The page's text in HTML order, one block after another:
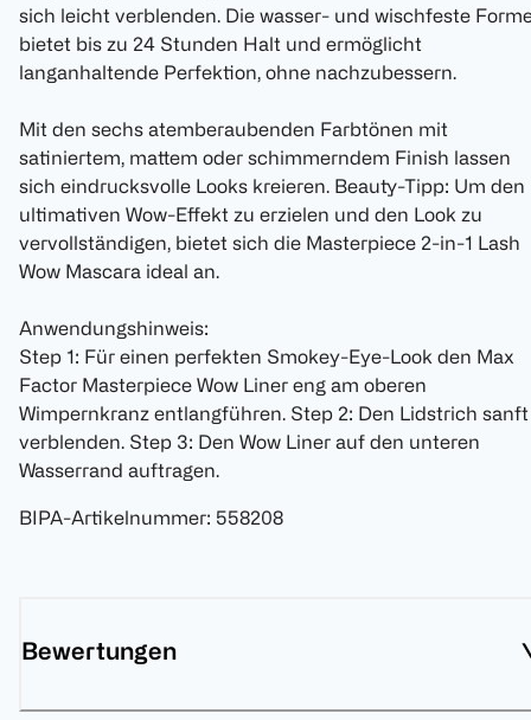
sich leicht verblenden. Die wasser- und wischfeste
bietet bis zu 24 Stunden Halt und ermöglicht
langanhaltende Perfektion, ohne nachzubessern.
Mit den sechs atemberaubenden Farbtönen mit
satiniertem, mattem oder schimmerndem Finish lassen
sich eindrucksvolle Looks kreieren. Beauty-Tipp: Um den
ultimativen Wow-Effekt zu erzielen und den Look zu
vervollständigen, bietet sich die Masterpiece 2-in-1 Lash
Wow Mascara ideal an.
Anwendungshinweis:
Step 1: Für einen perfekten Smokey-Eye-Look den Max
Factor Masterpiece Wow Liner eng am oberen
Wimpernkranz entlangführen. Step 2: Den Lidstrich sanft
verblenden. Step 3: Den Wow Liner auf den unteren
Wasserrand auftragen.
BIPA-Artikelnummer: 558208
Bewertungen